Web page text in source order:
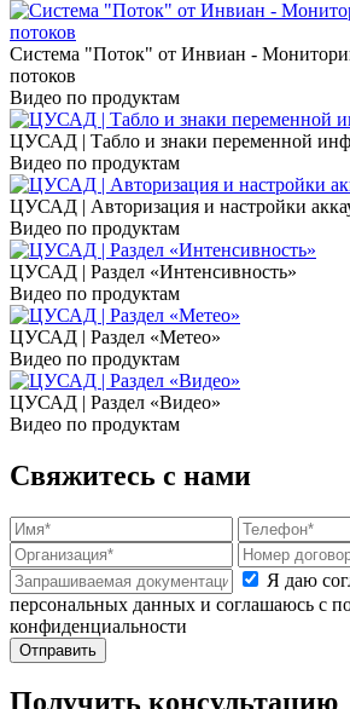
Система "Поток" от Инвиан -
потоков
Видео по продуктам
ЦУСАД | Табло и знаки переменной
Видео по продуктам
ЦУСАД | Авторизация и настройки
Видео по продуктам
ЦУСАД | Раздел «Интенсивность»
Видео по продуктам
ЦУСАД | Раздел «Метео»
Видео по продуктам
ЦУСАД | Раздел «Видео»
Видео по продуктам
Свяжитесь с нами
Я даю
персональных данных и соглашаюсь с
конфиденциальности
Получить консультацию